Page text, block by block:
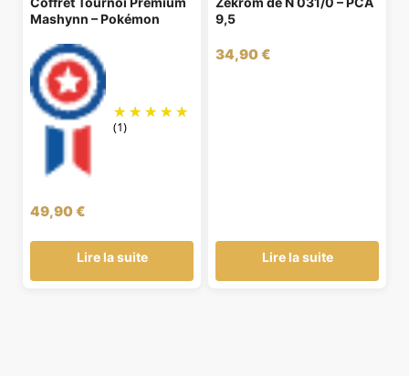
Mashynn – Pokémon
(1)
49,90€
Lire la suite
9,5
34,90€
Lire la suite